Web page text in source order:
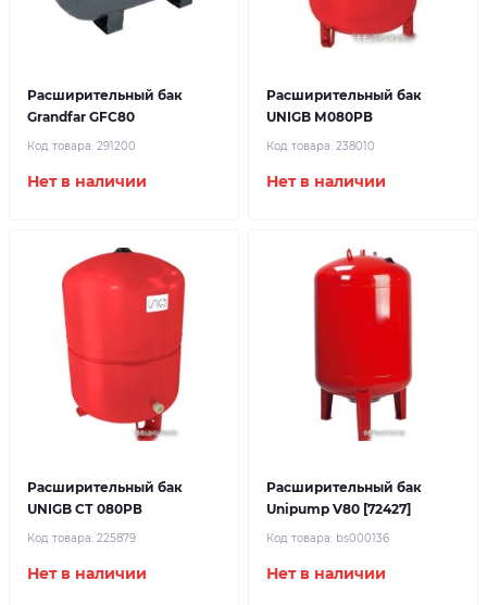
Расширительный бак
Grandfar GFC80
Код товара: 291200
Нет в наличии
Расширительный бак
UNIGB М080РВ
Код товара: 238010
Нет в наличии
Расширительный бак
UNIGB СТ 080РВ
Код товара: 225879
Нет в наличии
Расширительный бак
Unipump V80 [72427]
Код товара: bs000136
Нет в наличии